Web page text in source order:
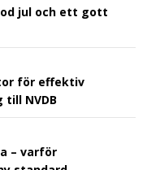
jul och ett gott
för effektiv
NVDB
– varför